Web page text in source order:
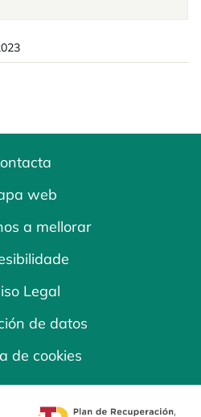
web
a mellorar
Legal
de datos
de cookies